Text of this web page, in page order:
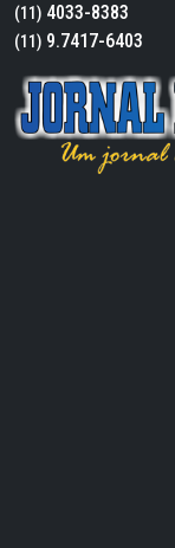
(11) 4033-8383
(11) 9.7417-6403